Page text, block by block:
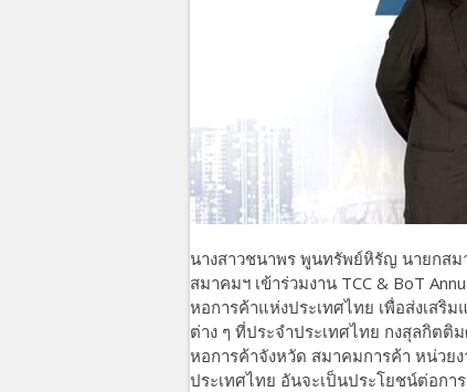
นางสาวชนาพร พูนทรัพย์หิรัญ นายกส
สมาคมฯ เข้าร่วมงาน TCC & BoT
หอการค้าแห่งประเทศไทย เพื่อส่งเสริ
ต่าง ๆ ที่ประจำประเทศไทย กงสุลกิตติ
หอการค้าจังหวัด สมาคมการค้า หน่วย
ประเทศไทย อันจะเป็นประโยชน์ต่อก